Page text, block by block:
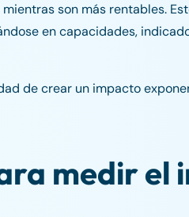
son más rentables.
en capacidades,
de crear un impacto
medir el